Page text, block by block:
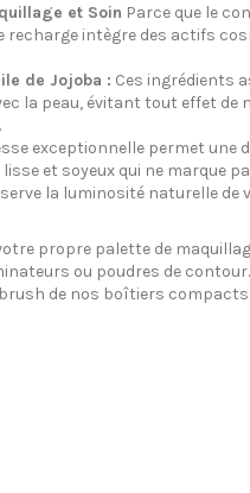
et Soin Parce que le
intègre des actifs
de Jojoba : Ces ingrédients
la peau, évitant tout effet de
exceptionnelle permet une
et soyeux qui ne marque
la luminosité naturelle de
propre palette de
ou poudres de
de nos boîtiers compacts